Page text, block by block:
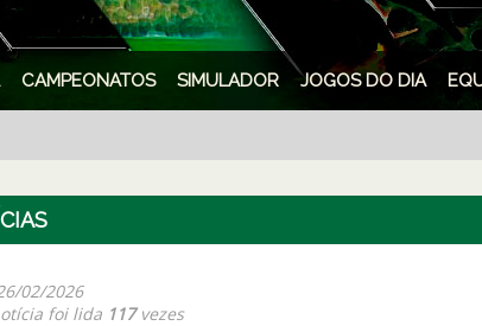
CAMPEONATOS SIMULADOR JOGOS DO DIA
02/2026
foi lida 117vezes